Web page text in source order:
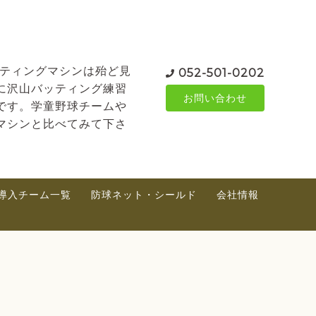
ィングマシンは殆ど見
沢山バッティング練習
す。学童野球チームや
ンと比べてみて下さ
052-501-0202
お問い合わせ
入チーム一覧 防球ネット・シールド
会社情報